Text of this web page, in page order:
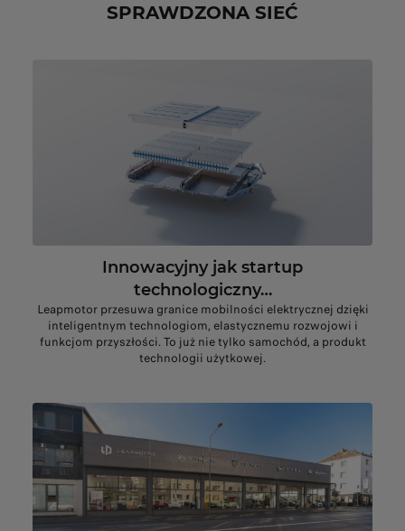
SPRAWDZONA SIEĆ
Innowacyjny jak startup
technologiczny…
Leapmotor przesuwa granice mobilności elektrycznej dzięki
inteligentnym technologiom, elastycznemu rozwojowi i
funkcjom przyszłości. To już nie tylko samochód, a produkt
technologii użytkowej.